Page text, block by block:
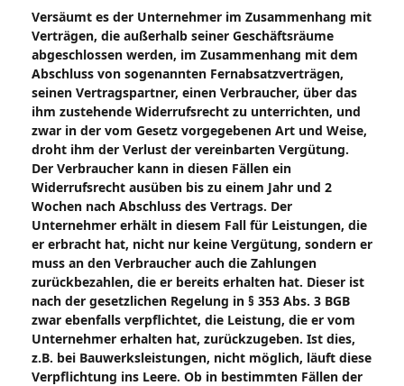
Versäumt es der Unternehmer im Zusammenhang mit
Verträgen, die außerhalb seiner Geschäftsräume
abgeschlossen werden, im Zusammenhang mit dem
Abschluss von sogenannten Fernabsatzverträgen,
seinen Vertragspartner, einen Verbraucher, über das
ihm zustehende Widerrufsrecht zu unterrichten, und
zwar in der vom Gesetz vorgegebenen Art und Weise,
droht ihm der Verlust der vereinbarten Vergütung.
Der Verbraucher kann in diesen Fällen ein
Widerrufsrecht ausüben bis zu einem Jahr und 2
Wochen nach Abschluss des Vertrags. Der
Unternehmer erhält in diesem Fall für Leistungen, die
er erbracht hat, nicht nur keine Vergütung, sondern er
muss an den Verbraucher auch die Zahlungen
zurückbezahlen, die er bereits erhalten hat. Dieser ist
nach der gesetzlichen Regelung in § 353 Abs. 3 BGB
zwar ebenfalls verpflichtet, die Leistung, die er vom
Unternehmer erhalten hat, zurückzugeben. Ist dies,
z.B. bei Bauwerksleistungen, nicht möglich, läuft diese
Verpflichtung ins Leere. Ob in bestimmten Fällen der